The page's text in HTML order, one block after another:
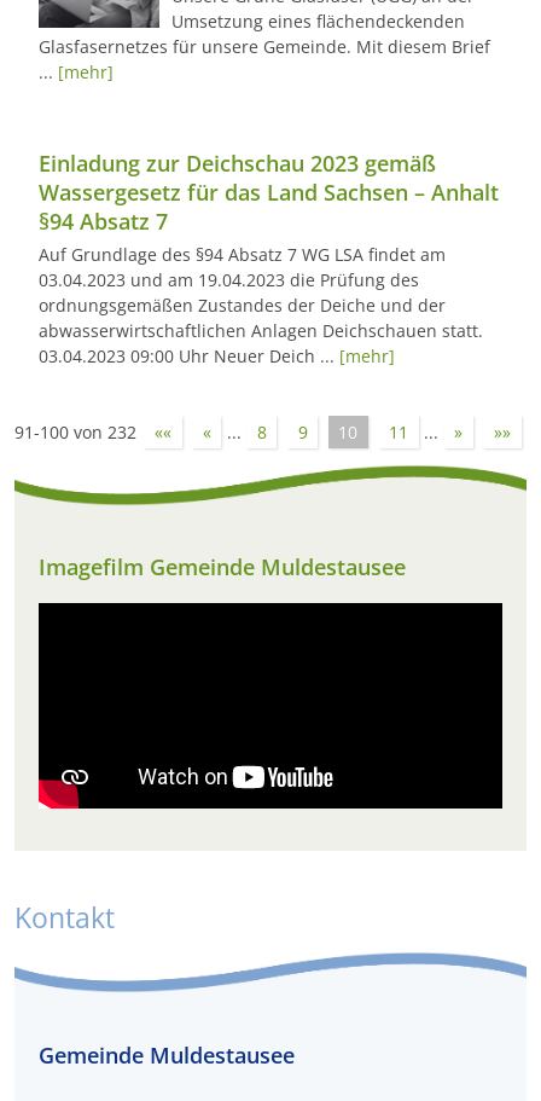
Umsetzung eines flächendeckenden
Glasfasernetzes für unsere Gemeinde. Mit diesem Brief
... [mehr]
Einladung zur Deichschau 2023 gemäß
Wassergesetz für das Land Sachsen – Anhalt
§94 Absatz 7
Auf Grundlage des §94 Absatz 7 WG LSA findet am
03.04.2023 und am 19.04.2023 die Prüfung des
ordnungsgemäßen Zustandes der Deiche und der
abwasserwirtschaftlichen Anlagen Deichschauen statt.
03.04.2023 09:00 Uhr Neuer Deich ... [mehr]
91-100 von 232 «« « ... 8 9 10 11 ... » »»
Imagefilm Gemeinde Muldestausee
Kontakt
Gemeinde Muldestausee